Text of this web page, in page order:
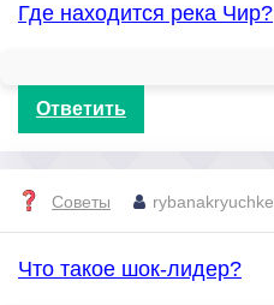
Где находится река Чир?
Ответить
Советы rybanakryuchke
Что такое шок-лидер?